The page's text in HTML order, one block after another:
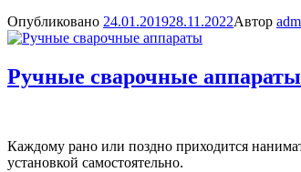
Опубликовано 24.01.201928.11.2022Автор
Ручные сварочные аппараты
Каждому рано или поздно приходится
установкой самостоятельно.